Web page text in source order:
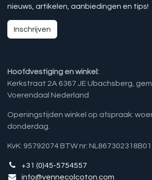
nieuws, artikelen, aanbiedingen en tips!
Inschrijven
Hoofdvestiging en winkel:
Kerkstraat 2A 6367 JE Ubachsberg,
Voerendaal Nederland
Openingstijden winkel op afspraak:
donderdag.
KvK: 95792074 BTW nr: NL867302318B01
+31 (0)45-5754557
info@vennecolcoton.com